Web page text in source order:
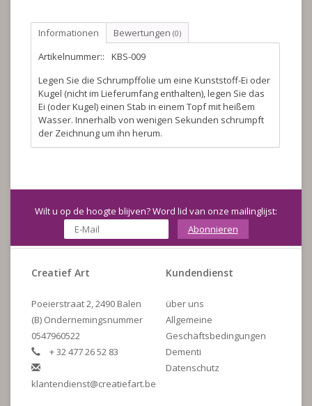
Informationen Bewertungen (0)
Artikelnummer::
KBS-009
Legen Sie die Schrumpffolie um eine Kunststoff-Ei oder
Kugel (nicht im Lieferumfang enthalten), legen Sie das
Ei (oder Kugel) einen Stab in einem Topf mit heißem
Wasser. Innerhalb von wenigen Sekunden schrumpft
der Zeichnung um ihn herum.
Wilt u op de hoogte blijven? Word lid van onze mailinglijst:
Abonnieren
Creatief Art
Poeierstraat 2, 2490 Balen
(B) Ondernemingsnummer
0547960522
+ 32 477 26 52 83
klantendienst@creatiefart.be
Kundendienst
über uns
Allgemeine
Geschäftsbedingungen
Dementi
Datenschutz